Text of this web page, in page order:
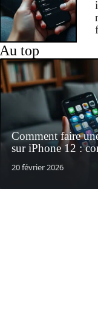
Au top
Comment faire
sur iPhone 12 :
20 février 2026